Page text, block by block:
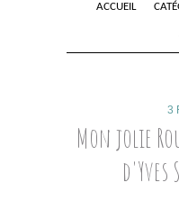
3
Mon jolie